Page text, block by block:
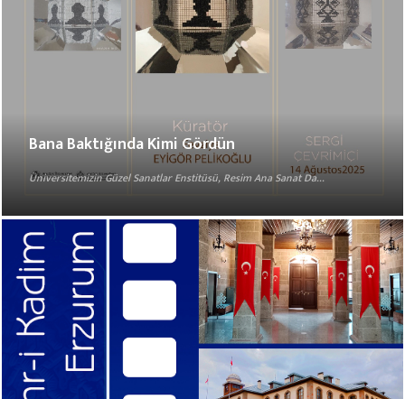
Bana Baktığında Kimi Gördün
Üniversitemizin Güzel Sanatlar Enstitüsü, Resim Ana Sanat Da...